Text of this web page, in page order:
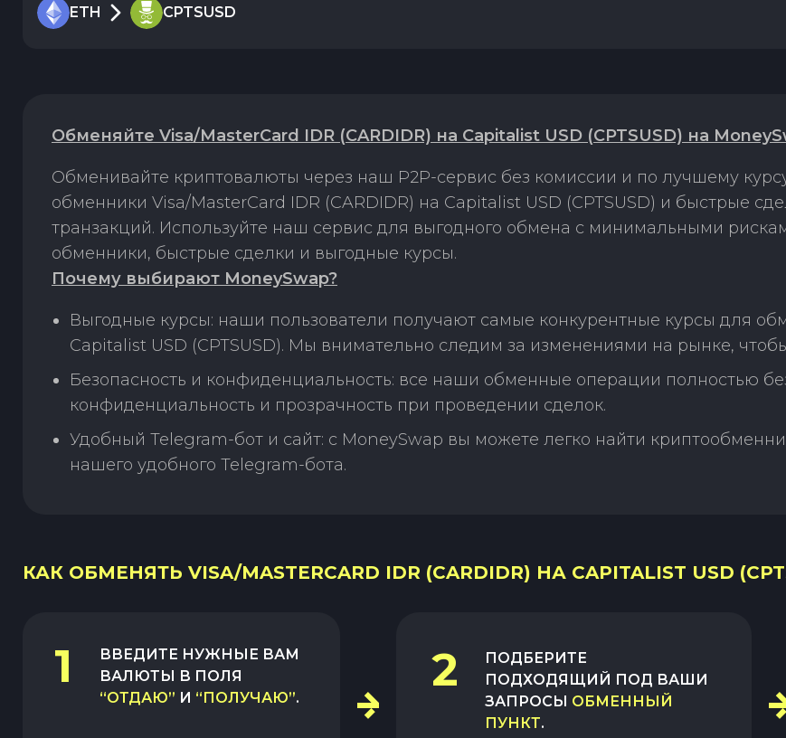
ETH CPTSUSD
Обменяйте Visa/MasterCard IDR (CARDIDR) на Capitalist USD (CPTSUSD) на
Обменивайте криптовалюты через наш P2P-сервис без комиссии и по лучшему
обменники Visa/MasterCard IDR (CARDIDR) на Capitalist USD (CPTSUSD) и быстрые
транзакций. Используйте наш сервис для выгодного обмена с минимальными
обменники, быстрые сделки и выгодные курсы.
Почему выбирают MoneySwap?
Выгодные курсы: наши пользователи получают самые конкурентные курсы для
Capitalist USD (CPTSUSD). Мы внимательно следим за изменениями на рынке,
Безопасность и конфиденциальность: все наши обменные операции полностью
конфиденциальность и прозрачность при проведении сделок.
Удобный Telegram-бот и сайт: с MoneySwap вы можете легко найти
нашего удобного Telegram-бота.
КАК ОБМЕНЯТЬ VISA/MASTERCARD IDR (CARDIDR) НА CAPITALIST USD
1
ВВЕДИТЕ НУЖНЫЕ ВАМ
ВАЛЮТЫ В ПОЛЯ
“ОТДАЮ” И “ПОЛУЧАЮ”.
2
ПОДБЕРИТЕ
ПОДХОДЯЩИЙ ПОД ВАШИ
ЗАПРОСЫ ОБМЕННЫЙ
ПУНКТ.